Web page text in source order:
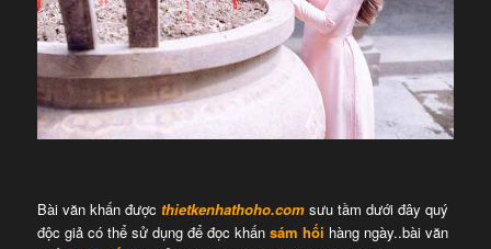
Bài văn khấn được thietkenhathoho.comsưu tầm dưới đây quý
độc giả có thể sử dụng để đọc khấn sám hối hàng ngày..bài văn